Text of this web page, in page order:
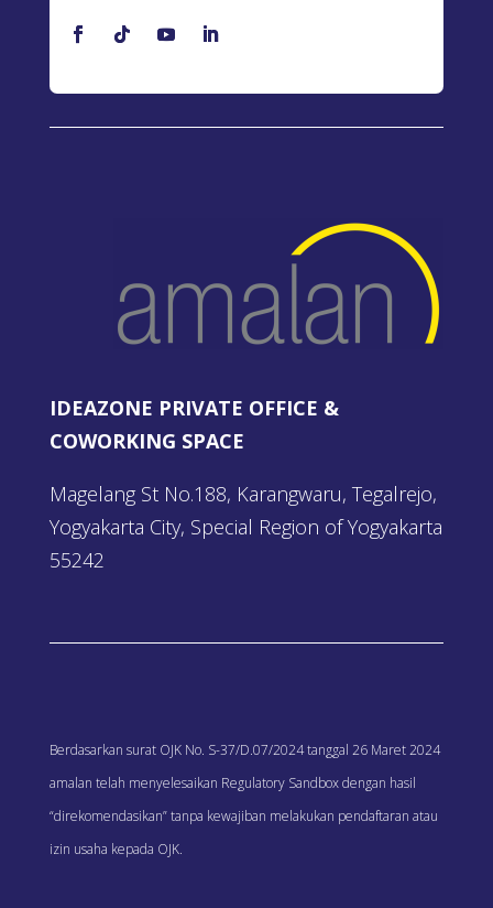
IDEAZONE PRIVATE OFFICE &
COWORKING SPACE
Magelang St No.188, Karangwaru, Tegalrejo,
Yogyakarta City, Special Region of Yogyakarta
55242
Berdasarkan surat OJK No. S-37/D.07/2024 tanggal 26 Maret 2024
amalan telah menyelesaikan Regulatory Sandbox dengan hasil
“direkomendasikan” tanpa kewajiban melakukan pendaftaran atau
izin usaha kepada OJK.